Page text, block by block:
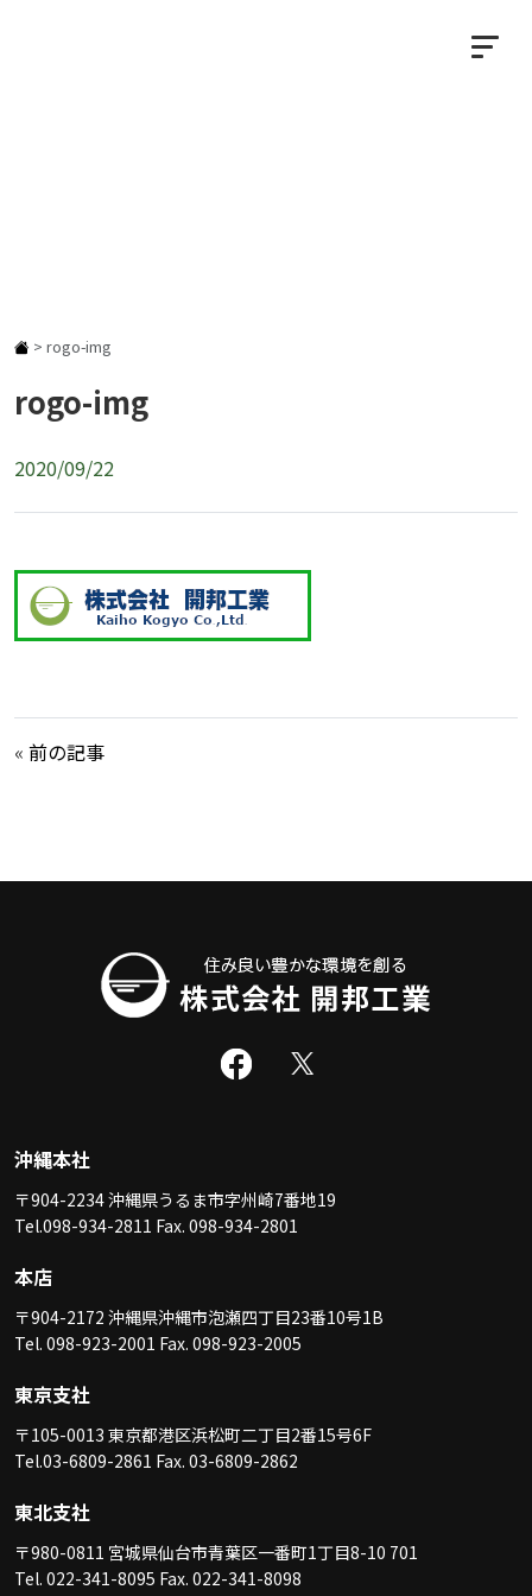
> rogo-img
rogo-img
2020/09/22
« 前の記事
沖縄本社
〒904-2234 沖縄県うるま市字州崎7番地19
Tel.098-934-2811 Fax. 098-934-2801
本店
〒904-2172 沖縄県沖縄市泡瀬四丁目23番10号1B
Tel. 098-923-2001 Fax. 098-923-2005
東京支社
〒105-0013 東京都港区浜松町二丁目2番15号6F
Tel.03-6809-2861 Fax. 03-6809-2862
東北支社
〒980-0811 宮城県仙台市青葉区一番町1丁目8-10 701
Tel. 022-341-8095 Fax. 022-341-8098